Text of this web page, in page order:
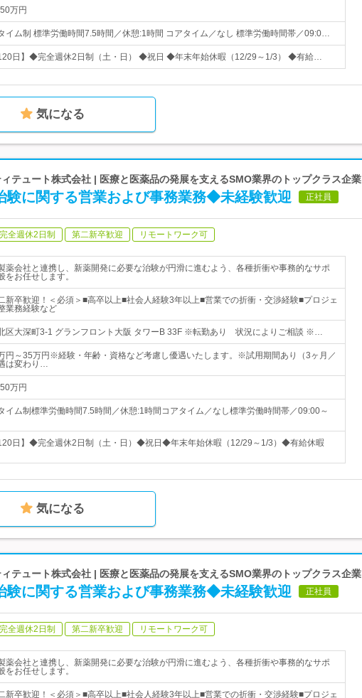
万円
イム制 標準労働時間7.5時間／休憩:1時間 コアタイム／なし 標準労働時間帯／09:0…
120日】◆完全週休2日制（土・日） ◆祝日 ◆年末年始休暇（12/29～1/3） ◆有給…
気になる
テュート株式会社 | 医療と医薬品の発展を支えるSMO業界のトップクラス企業
験に関する営業および事務業務◆未経験歓迎 正社員
完全週休2日制 第二新卒歓迎 リモートワーク可
薬会社と連携し、新薬開発に必要な治験が円滑に進むよう、各種折衝や事務的なサポ
をお任せします。
新卒歓迎！＜必須＞■高卒以上■社会人経験3年以上■営業での折衝・交渉経験■プロジェ
業務経験など
区大深町3-1 グランフロント大阪 タワーB 33F ※転勤あり 状況によりご相談 ※…
円～35万円※経験・年齢・資格など考慮し優遇いたします。※試用期間あり（3ヶ月／
は変わり…
万円
イム制標準労働時間7.5時間／休憩:1時間コアタイム／なし標準労働時間帯／09:00～
120日】◆完全週休2日制（土・日）◆祝日◆年末年始休暇（12/29～1/3）◆有給休暇
気になる
テュート株式会社 | 医療と医薬品の発展を支えるSMO業界のトップクラス企業
験に関する営業および事務業務◆未経験歓迎 正社員
完全週休2日制 第二新卒歓迎 リモートワーク可
薬会社と連携し、新薬開発に必要な治験が円滑に進むよう、各種折衝や事務的なサポ
をお任せします。
新卒歓迎！＜必須＞■高卒以上■社会人経験3年以上■営業での折衝・交渉経験■プロジェ